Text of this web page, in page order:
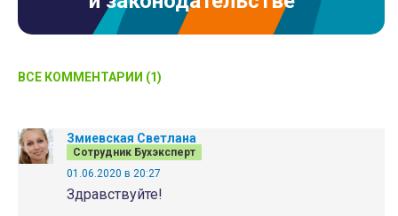
ВСЕ КОММЕНТАРИИ (1)
Змиевская Светлана
Сотрудник Бухэксперт
01.06.2020 в 20:27
Здравствуйте!